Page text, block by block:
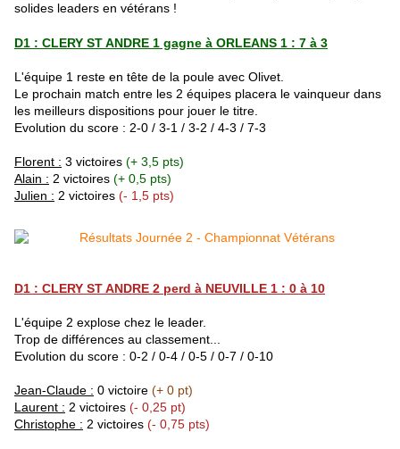
solides leaders en vétérans !
D1 : CLERY ST ANDRE 1 gagne à ORLEANS 1 : 7 à 3
L'équipe 1 reste en tête de la poule avec Olivet.
Le prochain match entre les 2 équipes placera le vainqueur dans
les meilleurs dispositions pour jouer le titre.
Evolution du score : 2-0 / 3-1 / 3-2 / 4-3 / 7-3
Florent : 3 victoires (+ 3,5 pts)
Alain : 2 victoires (+ 0,5 pts)
Julien : 2 victoires (- 1,5 pts)
D1 : CLERY ST ANDRE 2 perd à NEUVILLE 1 : 0 à 10
L'équipe 2 explose chez le leader.
Trop de différences au classement...
Evolution du score : 0-2 / 0-4 / 0-5 / 0-7 / 0-10
Jean-Claude : 0 victoire (+ 0 pt)
Laurent : 2 victoires (- 0,25 pt)
Christophe : 2 victoires (- 0,75 pts)